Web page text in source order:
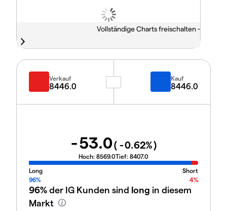
Vollständige Charts freischalten -
Verkauf
8446.0
Kauf
8446.0
-53.0( -0.62%)
Hoch: 8569.0Tief: 8407.0
Long
Short
96%
4%
96%der IG Kunden sind long in diesem
Markt